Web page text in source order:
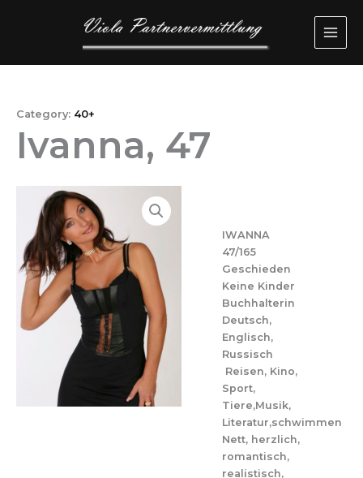
Category: 40+
Ivanna, 47
IWANNA
47/165
Geschieden
Keine Kinder
Buchhalterin
Deutsch,
Englisch,
Russisch
Reisen, Kino,
Sport,
Tiere,Musik,
Literatur,schwimmen
Nett, herzlich,
romantisch,
realistisch,